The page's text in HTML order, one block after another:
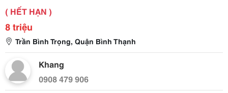
( HẾT HẠN )
8 triệu
Trần Bình Trọng, Quận Bình Thạnh
Khang
0908 479 906